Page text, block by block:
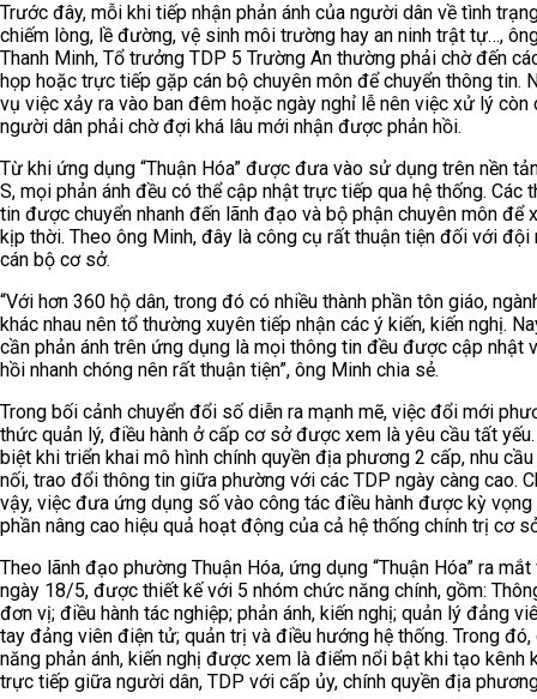
Trước đây, mỗi khi tiếp nhận phản ánh của người dân về tình
chiếm lòng, lề đường, vệ sinh môi trường hay an ninh trật tự…,
Thanh Minh, Tổ trưởng TDP 5 Trường An thường phải chờ đến
họp hoặc trực tiếp gặp cán bộ chuyên môn để chuyển thông tin.
vụ việc xảy ra vào ban đêm hoặc ngày nghỉ lễ nên việc xử lý còn
người dân phải chờ đợi khá lâu mới nhận được phản hồi.
Từ khi ứng dụng “Thuận Hóa” được đưa vào sử dụng trên nền
S, mọi phản ánh đều có thể cập nhật trực tiếp qua hệ thống. Các
tin được chuyển nhanh đến lãnh đạo và bộ phận chuyên môn để
kịp thời. Theo ông Minh, đây là công cụ rất thuận tiện đối với đội
cán bộ cơ sở.
“Với hơn 360 hộ dân, trong đó có nhiều thành phần tôn giáo,
khác nhau nên tổ thường xuyên tiếp nhận các ý kiến, kiến nghị.
cần phản ánh trên ứng dụng là mọi thông tin đều được cập nhật
hồi nhanh chóng nên rất thuận tiện”, ông Minh chia sẻ.
Trong bối cảnh chuyển đổi số diễn ra mạnh mẽ, việc đổi mới
thức quản lý, điều hành ở cấp cơ sở được xem là yêu cầu tất
biệt khi triển khai mô hình chính quyền địa phương 2 cấp, nhu
nối, trao đổi thông tin giữa phường với các TDP ngày càng cao.
vậy, việc đưa ứng dụng số vào công tác điều hành được kỳ
phần nâng cao hiệu quả hoạt động của cả hệ thống chính trị cơ
Theo lãnh đạo phường Thuận Hóa, ứng dụng “Thuận Hóa” ra mắt
ngày 18/5, được thiết kế với 5 nhóm chức năng chính, gồm:
đơn vị; điều hành tác nghiệp; phản ánh, kiến nghị; quản lý đảng
tay đảng viên điện tử; quản trị và điều hướng hệ thống. Trong đó,
năng phản ánh, kiến nghị được xem là điểm nổi bật khi tạo kênh
trực tiếp giữa người dân, TDP với cấp ủy, chính quyền địa